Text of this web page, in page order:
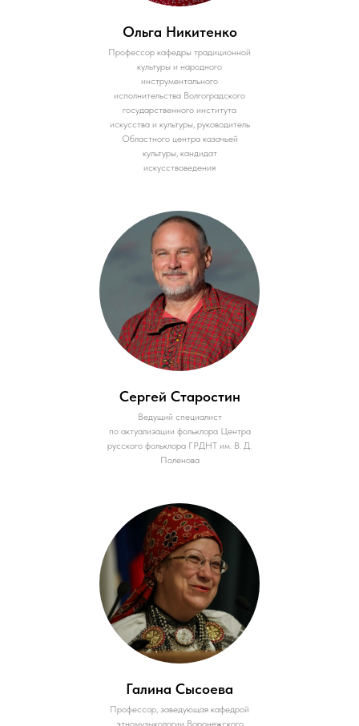
Ольга Никитенко
Профессор кафедры традиционной
культуры и народного
инструментального
исполнительства Волгоградского
государственного института
искусства и культуры, руководитель
Областного центра казачьей
культуры, кандидат
искусствоведения
Сергей Старостин
Ведущий специалист
по актуализации фольклора Центра
русского фольклора ГРДНТ им. В. Д.
Поленова
Галина Сысоева
Профессор, заведующая кафедрой
этномузыкологии Воронежского